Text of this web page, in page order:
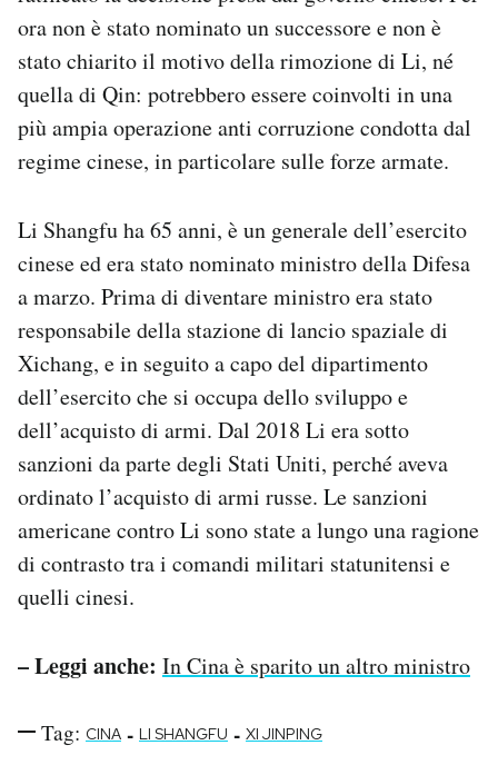
ora non è stato nominato un successore e non è
stato chiarito il motivo della rimozione di Li, né
quella di Qin: potrebbero essere coinvolti in una
più ampia operazione anti corruzione condotta dal
regime cinese, in particolare sulle forze armate.
Li Shangfu ha 65 anni, è un generale dell’esercito
cinese ed era stato nominato ministro della Difesa
a marzo. Prima di diventare ministro era stato
responsabile della stazione di lancio spaziale di
Xichang, e in seguito a capo del dipartimento
dell’esercito che si occupa dello sviluppo e
dell’acquisto di armi. Dal 2018 Li era sotto
sanzioni da parte degli Stati Uniti, perché aveva
ordinato l’acquisto di armi russe. Le sanzioni
americane contro Li sono state a lungo una ragione
di contrasto tra i comandi militari statunitensi e
quelli cinesi.
– Leggi anche: In Cina è sparito un altro ministro
Tag: CINA - LI SHANGFU - XI JINPING